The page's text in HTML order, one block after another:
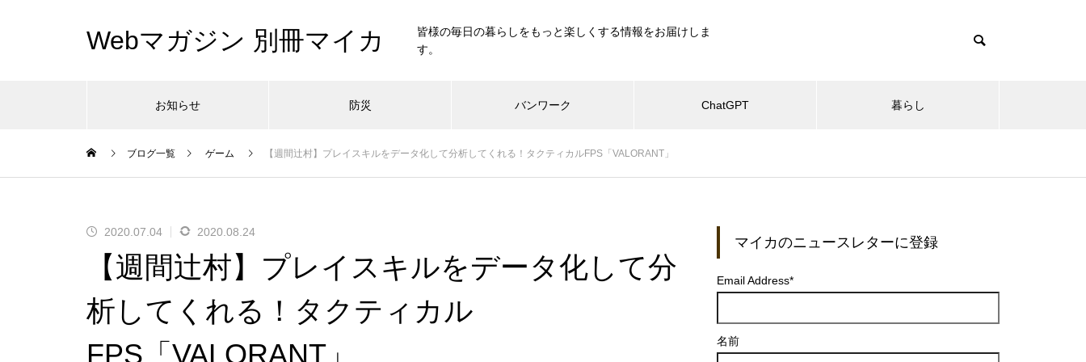
Webマガジン 別冊マイカ
皆様の毎日の暮らしをもっと楽しくする情報をお届けしま
す。
お知らせ 防災 バンワーク ChatGPT 暮らし
ブログ一覧 ゲーム 【週間辻村】プレイスキルをデータ化して分析してくれる！タクティカルFPS「VALORANT」
2020.07.04 2020.08.24
【週間辻村】プレイスキルをデータ化して分
析してくれる！タクティカル
FPS「VALORANT」
マイカのニュースレターに登録
Email Address*
名前